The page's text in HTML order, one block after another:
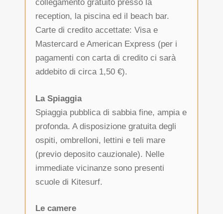
collegamento gratuito presso la
reception, la piscina ed il beach bar.
Carte di credito accettate: Visa e
Mastercard e American Express (per i
pagamenti con carta di credito ci sarà
addebito di circa 1,50 €).
La Spiaggia
Spiaggia pubblica di sabbia fine, ampia e
profonda. A disposizione gratuita degli
ospiti, ombrelloni, lettini e teli mare
(previo deposito cauzionale). Nelle
immediate vicinanze sono presenti
scuole di Kitesurf.
Le camere